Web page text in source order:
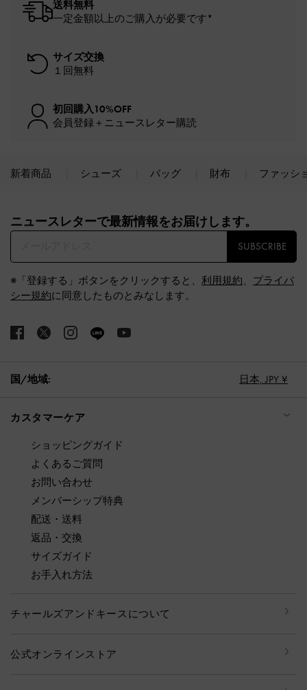
送料無料
一定金額以上のご購入が必要です*
サイズ交換
１回無料
初回購入10%OFF
会員登録＋ニュースレター購読
新着商品 シューズ バッグ 財布 ファッシ
ニュースレターで最新情報をお届けします。​
SUBSCRIBE
※「登録する」ボタンをクリックすると、 利用規約、 プライバ
シー規約に同意したものとみなします。
国/地域: 日本, JPY ¥
カスタマーケア
ショッピングガイド
よくあるご質問
お問い合わせ
メンバーシップ特典
配送・送料
返品・交換
サイズガイド
お手入れ方法
チャールズアンドキースについて
公式オンラインストア